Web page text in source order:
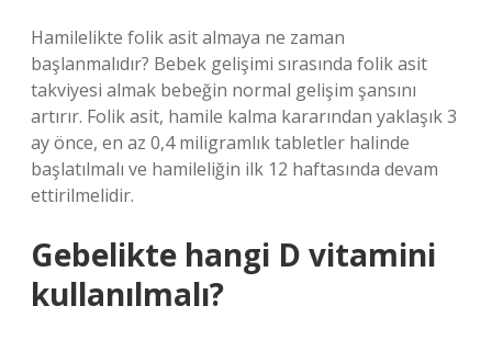
Hamilelikte folik asit almaya ne zaman
başlanmalıdır? Bebek gelişimi sırasında folik asit
takviyesi almak bebeğin normal gelişim şansını
artırır. Folik asit, hamile kalma kararından yaklaşık 3
ay önce, en az 0,4 miligramlık tabletler halinde
başlatılmalı ve hamileliğin ilk 12 haftasında devam
ettirilmelidir.
Gebelikte hangi D vitamini
kullanılmalı?